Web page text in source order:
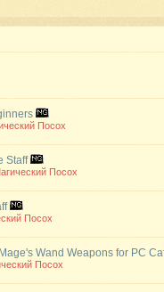
Посох
Staff
Посох
Посох
Wand Weapons for PC
Посох